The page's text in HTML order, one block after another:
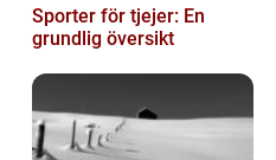
Sporter för tjejer: En
grundlig översikt